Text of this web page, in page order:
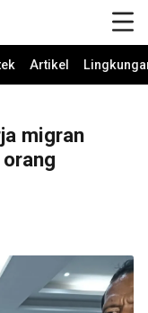
Artikel
migran